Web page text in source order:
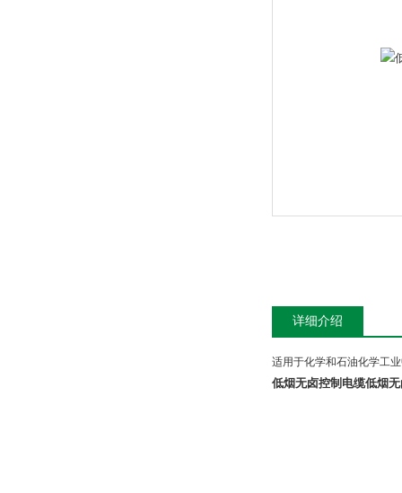
详细介绍
适用于化学和石油化学工
低烟无卤控制电缆低烟